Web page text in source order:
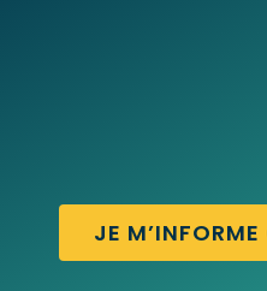
JE